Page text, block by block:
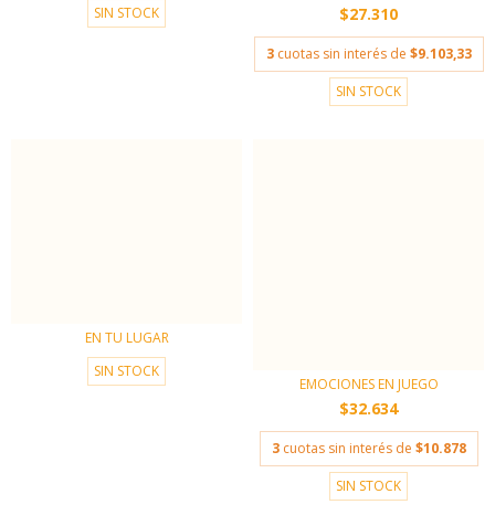
SIN STOCK
$27.310
3 cuotas sin interés de $9.103,33
SIN STOCK
EN TU LUGAR
SIN STOCK
EMOCIONES EN JUEGO
$32.634
3 cuotas sin interés de $10.878
SIN STOCK